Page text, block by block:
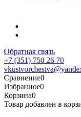
Обратная связь
+7 (351) 750 26 70
Сравнение0
Избранное0
Корзина0
Товар добавлен в